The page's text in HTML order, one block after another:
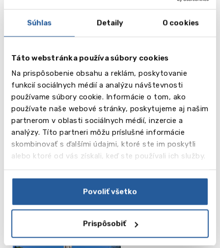
Súhlas Detaily O cookies
Táto webstránka používa súbory cookies
Na prispôsobenie obsahu a reklám, poskytovanie
funkcií sociálnych médií a analýzu návštevnosti
používame súbory cookie. Informácie o tom, ako
používate naše webové stránky, poskytujeme aj našim
partnerom v oblasti sociálnych médií, inzercie a
analýzy. Títo partneri môžu príslušné informácie
skombinovať s ďalšími údajmi, ktoré ste im poskytli
alebo ktoré od vás získali, keď ste používali ich služby.
Povoliť všetko
Prispôsobiť
2
Video
Mohlo by vás zaujímať